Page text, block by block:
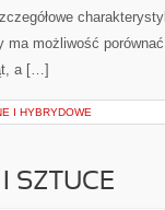
ma możliwość
a […]
I HYBRYDOWE
SZTUCE